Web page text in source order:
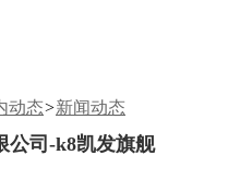
动态>新闻动态
公司-k8凯发旗舰